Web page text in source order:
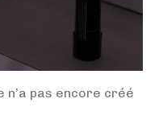
pas encore créé